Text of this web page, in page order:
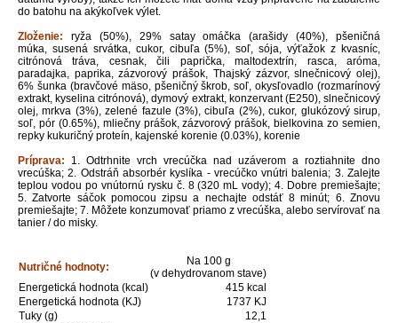
do batohu na akýkoľvek výlet.
Zloženie:
ryža (50%), 29% satay omáčka (arašidy (40%), pšeničná
múka, susená srvátka, cukor, cibuľa (5%), soľ, sója, výťažok z kvasníc,
citrónová tráva, cesnak, čili paprička, maltodextrín, rasca, aróma,
paradajka, paprika, zázvorový prášok, Thajský zázvor, slnečnicový olej),
6% šunka (bravčové mäso, pšeničný škrob, soľ, okysľovadlo (rozmarínový
extrakt, kyselina citrónová), dymový extrakt, konzervant (E250), slnečnicový
olej, mrkva (3%), zelené fazule (3%), cibuľa (2%), cukor, glukózový sirup,
soľ, pór (0.65%), mliečny prášok, zázvorový prášok, bielkovina zo semien,
repky kukuričný proteín, kajenské korenie (0.03%), korenie
Príprava: 1. Odtrhnite vrch vrecúčka nad uzáverom a roztiahnite dno
vrecúška; 2. Odstráň absorbér kyslíka - vrecúčko vnútri balenia; 3. Zalejte
teplou vodou po vnútornú rysku č. 8 (320 mL vody); 4. Dobre premiešajte;
5. Zatvorte sáčok pomocou zipsu a nechajte odstáť 8 minút; 6. Znovu
premiešajte; 7. Môžete konzumovať priamo z vrecúška, alebo servírovať na
tanier / do misky.
Nutričné hodnoty:
Na 100 g
(v dehydrovanom stave)
Energetická hodnota (kcal)
415 kcal
Energetická hodnota (KJ)
1737 KJ
Tuky (g)
12,1